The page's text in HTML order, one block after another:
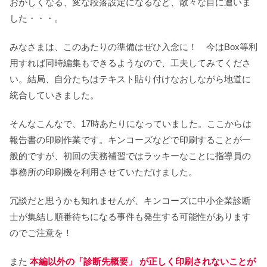
した・・・。
みなさまは、このあたりの準備はぜひ入念に！ 今はBox等利
用すれば同時編集もできるようなので、工夫してみてくださ
い。結局、自分たちはテキスト貼り付けなおしながら地道に
統合していきました。
そんなこんなで、17時あたりになっていました。ここからは
報告書の印刷作業です。キンコーズなどで印刷することが一
般的ですが、初回の実務補習ではラッキーなことに指導員の
事務所の印刷機を利用させていただけました。
冗談だと思うかも知れませんが、キンコーズに中小企業診断
士が集結し順番待ちになる事件も発生する可能性があります
のでご注意を！
また 本編以外の「診断先概要」 が正しく印刷されないことが